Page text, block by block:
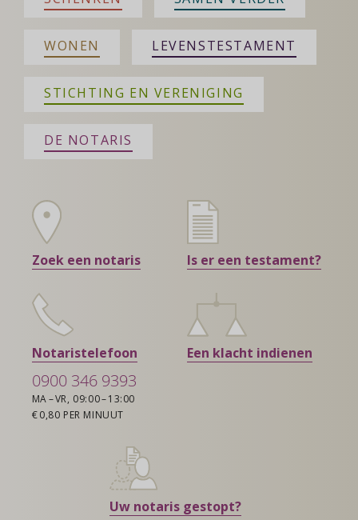
WONEN LEVENSTESTAMENT
STICHTING EN VERENIGING
DE NOTARIS
Zoek een notaris Is er een testament?
Notaristelefoon
0900 346 9393
MA – VR, 09:00 – 13:00
€ 0,80 PER MINUUT
Een klacht indienen
Uw notaris gestopt?